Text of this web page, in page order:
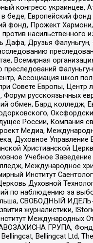
конгресс украинцев,
в беде, Европейский
фонд, Прожект
насильственного
Дафа, Друзья Фалуньгун,
Всемирная
преследований
Ассоциация школ
Совете Европы, Центр
Форум русскоязычных
обмен, Бард колледж,
России, Компания
Медиа,
Духовное Управление
Христианской
Учебное
Международное
Институт
Духовной
по наблюдению за
СВОБОДНЫЙ
журналистики,
Международных
ГРУПА, Фонд
Bellingcat Ltd,